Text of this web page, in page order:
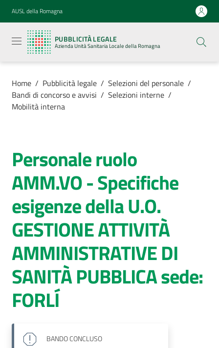
Vai al contenuto
Vai alla navigazione
Vai al footer
AUSL della Romagna
PUBBLICITÀ LEGALE
Azienda Unità Sanitaria Locale della Romagna
legale
Azienda
Unità
Locale della
Servizi
Luoghi di
AUSL
Comunica
Home / Pubblicità legale / Selezioni del personale /
Bandi di concorso e avvisi / Selezioni interne /
Mobilità interna
Salta al contenuto
Personale ruolo
AMM.VO - Specifiche
esigenze della U.O.
GESTIONE ATTIVITÀ
AMMINISTRATIVE DI
SANITÀ PUBBLICA sede:
FORLÍ
BANDOCONCLUSO